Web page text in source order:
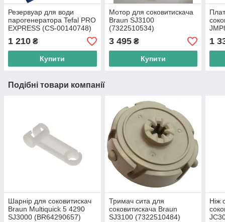
Резервуар для води
парогенератора Tefal PRO
EXPRESS (CS-00140748)
1 210 ₴
Купити
Мотор для соковитискача
Braun SJ3100
(7322510534)
3 495₴
Купити
1
Подібні товари компанії
Шарнір для соковитискач
Braun Multiquick 5 4290
SJ3000 (BR64290657)
Тримач сита для
соковитискача Braun
SJ3100 (7322510484)
Ніж